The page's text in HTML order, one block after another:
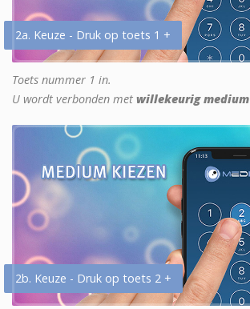
2a. Keuze - Druk op toets 1 +
Toets nummer 1 in.
U wordt verbonden met willekeurig medium
2b. Keuze - Druk op toets 2 +